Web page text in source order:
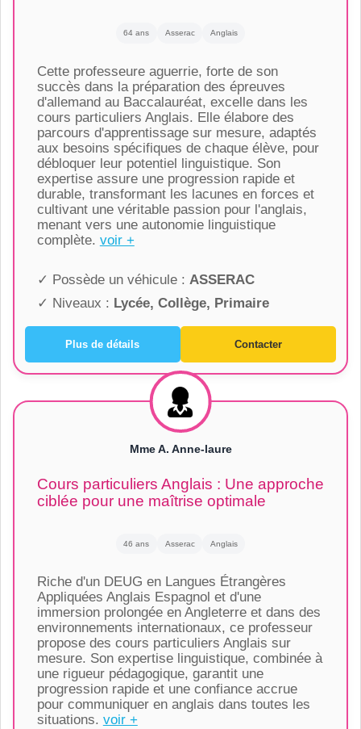
64 ans Asserac Anglais
Cette professeure aguerrie, forte de son
succès dans la préparation des épreuves
d'allemand au Baccalauréat, excelle dans les
cours particuliers Anglais. Elle élabore des
parcours d'apprentissage sur mesure, adaptés
aux besoins spécifiques de chaque élève, pour
débloquer leur potentiel linguistique. Son
expertise assure une progression rapide et
durable, transformant les lacunes en forces et
cultivant une véritable passion pour l'anglais,
menant vers une autonomie linguistique
complète. voir +
✓ Possède un véhicule : ASSERAC
✓ Niveaux : Lycée, Collège, Primaire
Plus de détails Contacter
Mme A. Anne-laure
Cours particuliers Anglais : Une approche
ciblée pour une maîtrise optimale
46 ans Asserac Anglais
Riche d'un DEUG en Langues Étrangères
Appliquées Anglais Espagnol et d'une
immersion prolongée en Angleterre et dans des
environnements internationaux, ce professeur
propose des cours particuliers Anglais sur
mesure. Son expertise linguistique, combinée à
une rigueur pédagogique, garantit une
progression rapide et une confiance accrue
pour communiquer en anglais dans toutes les
situations. voir +